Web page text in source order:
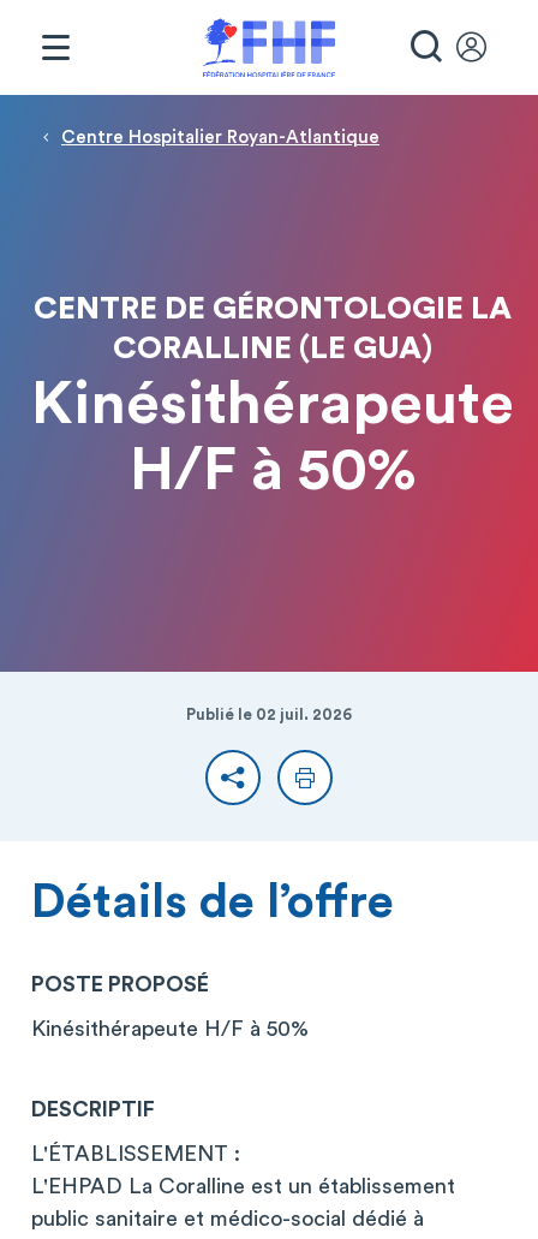
Fil d'Ariane
Centre Hospitalier Royan-Atlantique
CENTRE DE GÉRONTOLOGIE LA
CORALLINE (LE GUA)
Kinésithérapeute
H/F à 50%
Publié le 02 juil. 2026
PartagerImprimer
Détails de l’offre
POSTE PROPOSÉ
Kinésithérapeute H/F à 50%
DESCRIPTIF
L'ÉTABLISSEMENT :
L'EHPAD La Coralline est un établissement
public sanitaire et médico-social dédié à
Panneau de gestion des cookies